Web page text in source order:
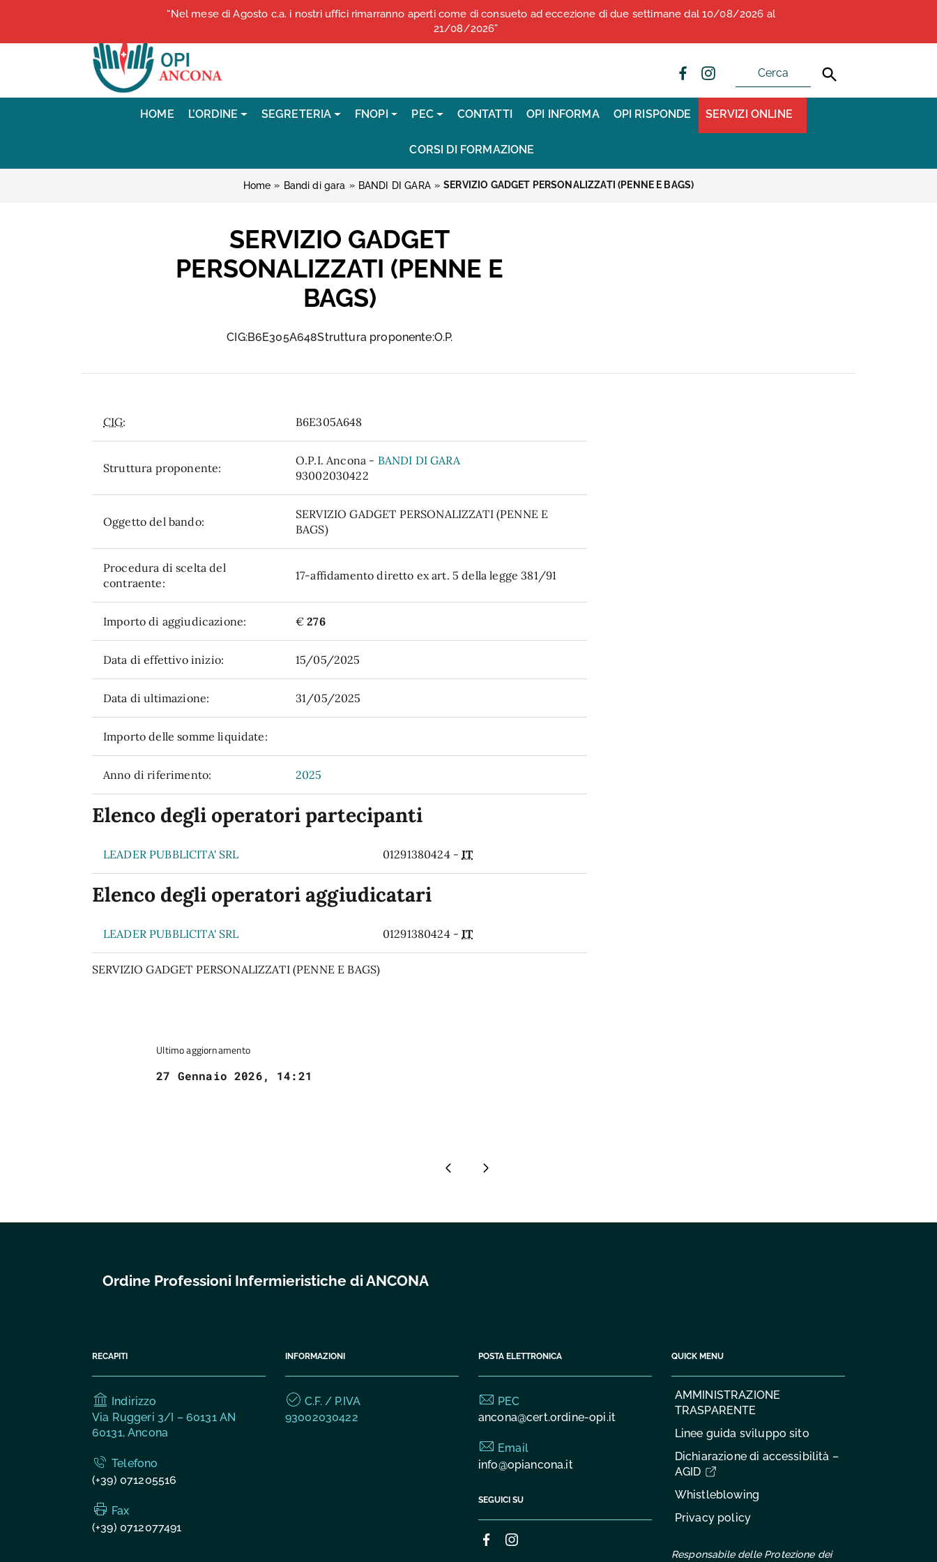
COMUNICATI STAMPA ALBO OPI ANCONA CONVENZIONI
HOME L’ORDINE SEGRETERIA FNOPI PEC CONTATTI OPI INFORMA OPI RISPONDE SERVIZI ONLINE
CORSI DI FORMAZIONE
Home » Bandi di gara » BANDI DI GARA » SERVIZIO GADGET PERSONALIZZATI (PENNE E BAGS)
SERVIZIO GADGET
PERSONALIZZATI (PENNE E
BAGS)
CIG:B6E305A648Struttura proponente:O.P.
CIG: B6E305A648
Struttura proponente:
O.P.I. Ancona - BANDI DI GARA
93002030422
Oggetto del bando:
SERVIZIO GADGET PERSONALIZZATI (PENNE E
BAGS)
Procedura di scelta del
contraente:
17-affidamento diretto ex art. 5 della legge 381/91
Importo di aggiudicazione: €276
Data di effettivo inizio: 15/05/2025
Data di ultimazione: 31/05/2025
Importo delle somme liquidate:
Anno di riferimento: 2025
Elenco degli operatori partecipanti
LEADER PUBBLICITA' SRL 01291380424 -IT
Elenco degli operatori aggiudicatari
LEADER PUBBLICITA' SRL 01291380424 -IT
SERVIZIO GADGET PERSONALIZZATI (PENNE E BAGS)
Ultimo aggiornamento
27 Gennaio 2026, 14:21
Pagina precedentePagina successiva
Ordine Professioni Infermieristiche di ANCONA
RECAPITI
Indirizzo
Via Ruggeri 3/I – 60131 AN
60131, Ancona
Telefono
(+39) 071205516
Fax
(+39) 0712077491
INFORMAZIONI
C.F. / P.IVA
93002030422
POSTA ELETTRONICA
PEC
ancona@cert.ordine-opi.it
Email
info@opiancona.it
SEGUICI SU
QUICK MENU
AMMINISTRAZIONE
TRASPARENTE
Linee guida sviluppo sito
Dichiarazione di accessibilità –
AGID
Whistleblowing
Privacy policy
Responsabile delle Protezione dei
“Nel mese di Agosto c.a. i nostri uffici rimarranno aperti come di consueto ad eccezione di due settimane dal 10/08/2026 al
21/08/2026”